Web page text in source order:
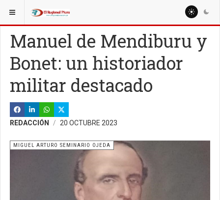
ESTÁ AQUÍ: COLUMNISTAS
Manuel de Mendiburu y
Bonet: un historiador
militar destacado
REDACCIÓN 20 OCTUBRE 2023
MIGUEL ARTURO SEMINARIO OJEDA